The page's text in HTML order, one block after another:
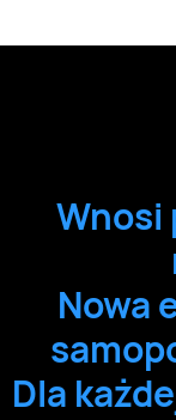
Wnosi
Nowa
Dla